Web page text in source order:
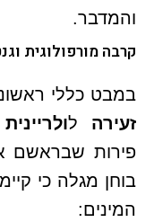
והמדבר.
קרבה מורפולוגית
במבט כללי
זעירה ל
פירות שבראשם
בוחן מגלה כי
המינים: